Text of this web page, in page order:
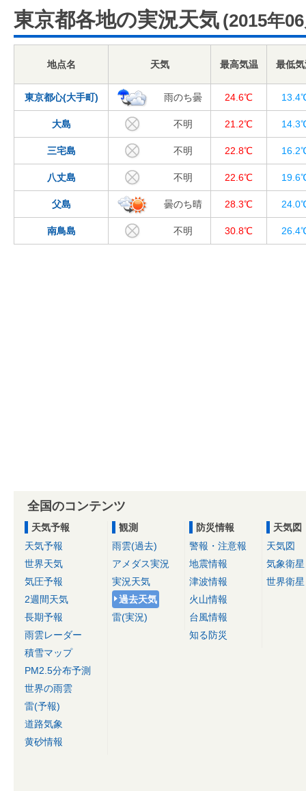
東京都各地の実況天気 (2015年
地点名 天気 最高気温 最低
東京都心(大手町) 雨のち曇 24.6℃
大島 不明 21.2℃
三宅島 不明 22.8℃
八丈島 不明 22.6℃
父島 曇のち晴 28.3℃
南鳥島 不明 30.8℃
全国のコンテンツ
天気予報
天気予報
世界天気
気圧予報
2週間天気
長期予報
雨雲レーダー
積雪マップ
PM2.5分布予測
世界の雨雲
雷(予報)
道路気象
黄砂情報
観測
雨雲(過去)
アメダス実況
実況天気
過去天気
雷(実況)
防災情報
警報・注意報
地震情報
津波情報
火山情報
台風情報
知る防災
天気図
天気図
気象衛星
世界衛星